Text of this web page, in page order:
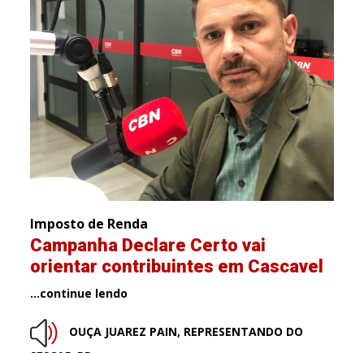
Imposto de Renda
Campanha Declare Certo vai
orientar contribuintes em Cascavel
…continue lendo
OUÇA JUAREZ PAIN, REPRESENTANDO DO